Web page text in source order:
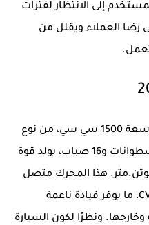
إلى الانتظار لفترات
رضا العملاء ويقلل من
تأتي بايك U5 بلس بمحرك بنزين سعة 1500 سي سي، من نوع
التنفس الطبيعي، مكون من 4 أسطوانات و16 صباب، يولد قوة
حصانًا وعزم دوران يبلغ 142 نيوتن.متر. هذا المحرك متصل
بناقل حركة أوتوماتيكي من نوع CVT، ما يوفر قيادة ناعمة
ونظرًا لكون السيارة